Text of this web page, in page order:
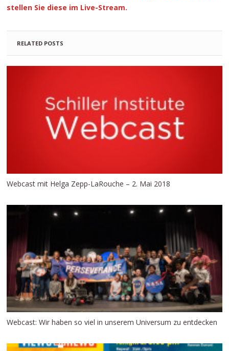
stellen Sie diese im Live-Stream.
RELATED POSTS
Webcast mit Helga Zepp-LaRouche – 2. Mai 2018
Webcast: Wir haben so viel in unserem Universum zu entdecken